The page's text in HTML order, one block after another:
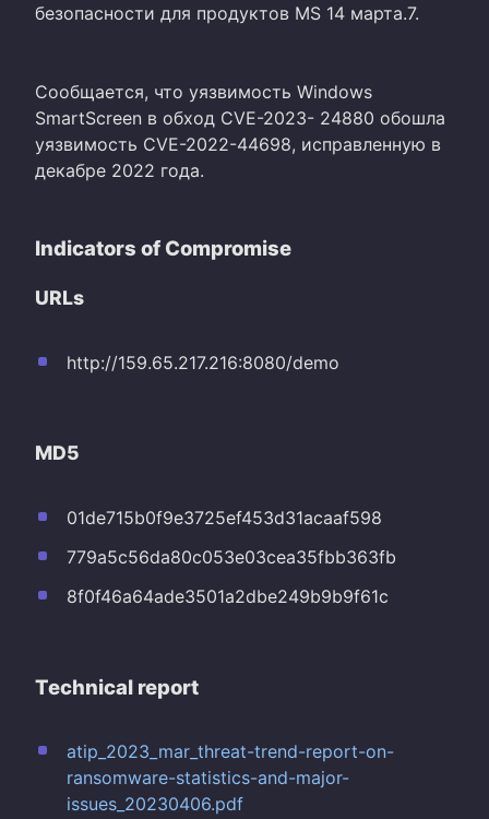
безопасности для продуктов MS 14 марта.7.
Сообщается, что уязвимость Windows
SmartScreen в обход CVE-2023- 24880 обошла
уязвимость CVE-2022-44698, исправленную в
декабре 2022 года.
Indicators of Compromise
URLs
http://159.65.217.216:8080/demo
MD5
01de715b0f9e3725ef453d31acaaf598
779a5c56da80c053e03cea35fbb363fb
8f0f46a64ade3501a2dbe249b9b9f61c
Technical report
atip_2023_mar_threat-trend-report-on-
ransomware-statistics-and-major-
issues_20230406.pdf